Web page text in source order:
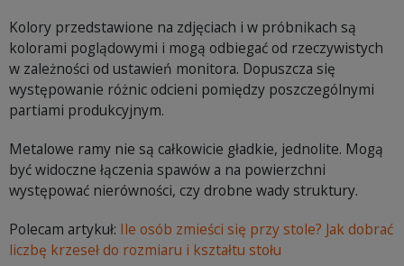
Kolory przedstawione na zdjęciach i w próbnikach są
kolorami poglądowymi i mogą odbiegać od rzeczywistych
w zależności od ustawień monitora. Dopuszcza się
występowanie różnic odcieni pomiędzy poszczególnymi
partiami produkcyjnym.
Metalowe ramy nie są całkowicie gładkie, jednolite. Mogą
być widoczne łączenia spawów a na powierzchni
występować nierówności, czy drobne wady struktury.
Polecam artykuł: Ile osób zmieści się przy stole? Jak dobrać
liczbę krzeseł do rozmiaru i kształtu stołu